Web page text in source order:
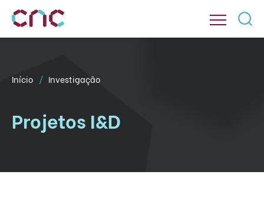
Início Investigação
Projetos I&D